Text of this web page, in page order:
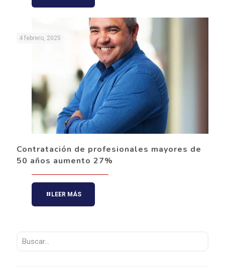
4 febrero, 2025
Contratación de profesionales mayores de
50 años aumento 27%
LEER MÁS